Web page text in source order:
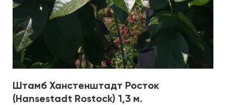
Штамб Ханстенштадт Росток
(Hansestadt Rostock) 1,3 м.